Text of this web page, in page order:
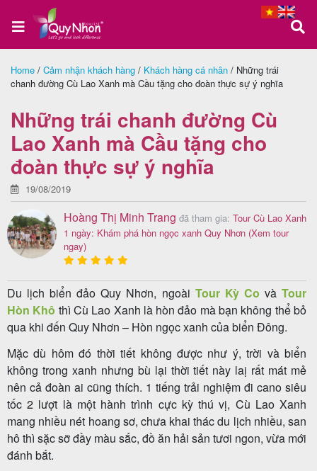
Trang
Tour
Quy
Nhơn
Phú
Yên
Tour
trong
nước
Home / Cảm nhận khách hàng / Khách hàng cá nhân / Những trái
chanh đường Cù Lao Xanh mà Cầu tặng cho đoàn thực sự ý nghĩa
Những trái chanh đường Cù
Lao Xanh mà Cầu tặng cho
đoàn thực sự ý nghĩa
19/08/2019
Hoàng Thị Minh Trang đã tham gia: Tour Cù Lao Xanh
1 ngày: Khám phá hòn ngọc xanh Quy Nhơn (Xem tour
ngay)
Du lịch biển đảo Quy Nhơn, ngoài Tour Kỳ Co vàTour
Hòn Khô thì Cù Lao Xanh là hòn đảo mà bạn không thể bỏ
qua khi đến Quy Nhơn – Hòn ngọc xanh của biển Đông.
Mặc dù hôm đó thời tiết không được như ý, trời và biển
không trong xanh nhưng bù lại thời tiết này laị rất mát mẻ
nên cả đoàn ai cũng thích. 1 tiếng trải nghiệm đi cano siêu
tốc 2 lượt là một hành trình cực kỳ thú vị, Cù Lao Xanh
mang nhiều nét hoang sơ, chưa khai thác du lịch nhiều, san
hô thì sặc sỡ đầy màu sắc, đồ ăn hải sản tươi ngon, vừa mới
đánh bắt.